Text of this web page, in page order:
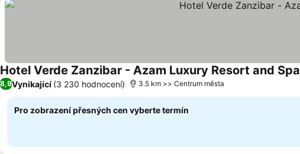
Hotel Verde Zanzibar - Azam Luxury Resort and Spa
8,9Vynikající (3 230 hodnocení) 3.5 km >> Centrum města
Pro zobrazení přesných cen vyberte termín